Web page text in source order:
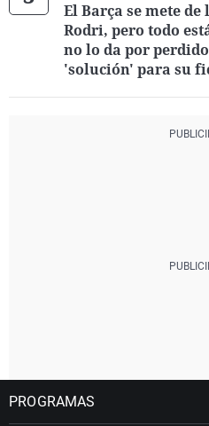
El Barça se mete
Rodri, pero todo
no lo da por
'solución' para su
PROGRAMAS